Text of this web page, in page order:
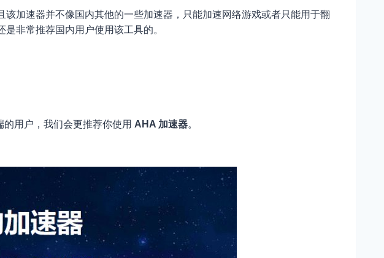
该加速器并不像国内其他的一些加速器，只能加速网络游戏或者只能用于翻
非常推荐国内用户使用该工具的。
用户，我们会更推荐你使用 AHA 加速器。